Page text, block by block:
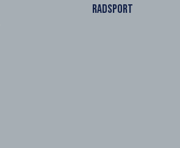
RADSPORT